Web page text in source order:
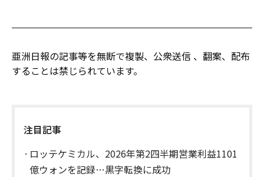
亜洲日報の記事等を無断で複製、公衆送信 、翻案、配布
することは禁じられています。
注目記事
ロッテケミカル、2026年第2四半期営業利益1101
億ウォンを記録…黒字転換に成功